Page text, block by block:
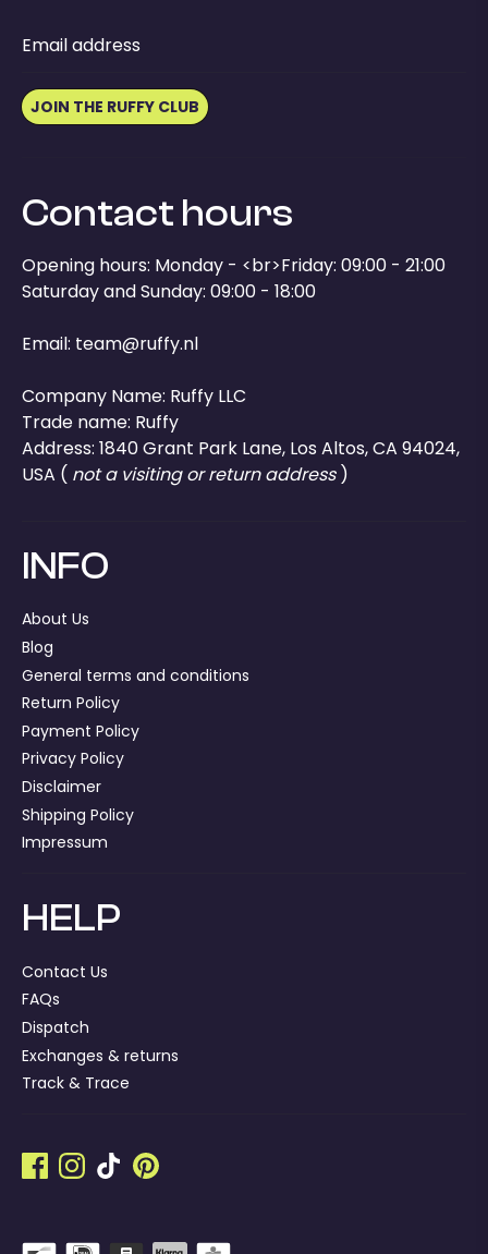
Email address
JOIN THE RUFFY CLUB
Contact hours
Opening hours: Monday - <br>Friday: 09:00 - 21:00
Saturday and Sunday: 09:00 - 18:00
Email: team@ruffy.nl
Company Name: Ruffy LLC
Trade name: Ruffy
Address: 1840 Grant Park Lane, Los Altos, CA 94024,
USA ( not a visiting or return address)
INFO
About Us
Blog
General terms and conditions
Return Policy
Payment Policy
Privacy Policy
Disclaimer
Shipping Policy
Impressum
HELP
Contact Us
FAQs
Dispatch
Exchanges & returns
Track & Trace